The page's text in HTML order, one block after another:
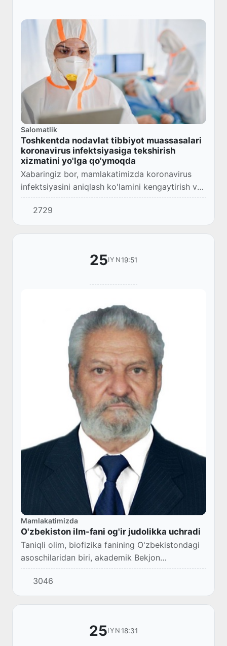
Salomatlik
Toshkentda nodavlat tibbiyot muassasalari
koronavirus infektsiyasiga tekshirish
xizmatini yo'lga qo'ymoqda
Xabaringiz bor, mamlakatimizda koronavirus
infektsiyasini aniqlash ko'lamini kengaytirish va
tarqalishining oldini olish maqsadida joriy yil 24
iyun` kunidan boshlab nodavlat tibbi...
2729
25IYN19:51
Mamlakatimizda
O'zbekiston ilm-fani og'ir judolikka uchradi
Taniqli olim, biofizika fanining O'zbekistondagi
asoschilaridan biri, akademik Bekjon
Toshmuhamedov 85 yoshida vafot etdi.
3046
25IYN 18:31